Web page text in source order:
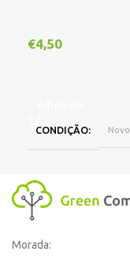
€4,50
CONDIÇÃO Novo
Morada: